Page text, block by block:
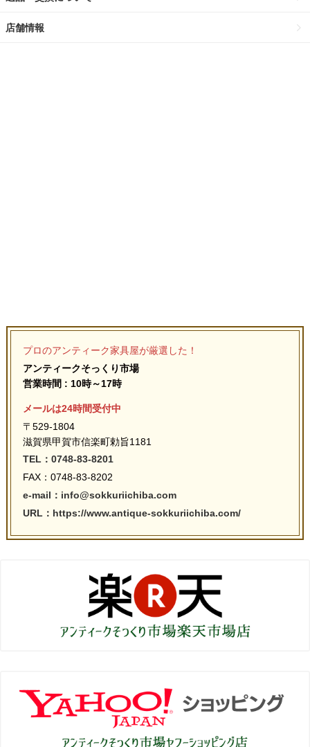
店舗情報
プロのアンティーク家具屋が厳選した！
アンティークそっくり市場
営業時間 : 10時～17時
メールは24時間受付中
〒529-1804
滋賀県甲賀市信楽町勅旨1181
TEL：0748-83-8201
FAX：0748-83-8202
e-mail：info@sokkuriichiba.com
URL：https://www.antique-sokkuriichiba.com/